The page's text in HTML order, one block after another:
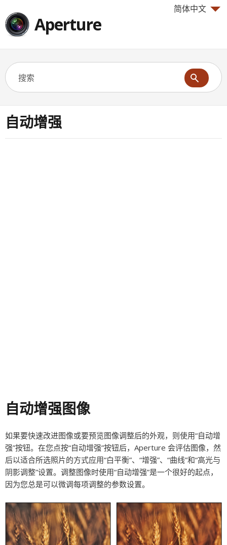
简体中文
Aperture
自动增强
自动增强图像
如果要快速改进图像或要预览图像调整后的外观，则使用“自动增
强”按钮。在您点按“自动增强”按钮后，Aperture 会评估图像，然
后以适合所选照片的方式应用“白平衡”、“增强”、“曲线”和“高光与
阴影调整”设置。调整图像时使用“自动增强”是一个很好的起点，
因为您总是可以微调每项调整的参数设置。